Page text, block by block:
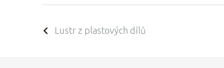
Lustr z plastových dílů